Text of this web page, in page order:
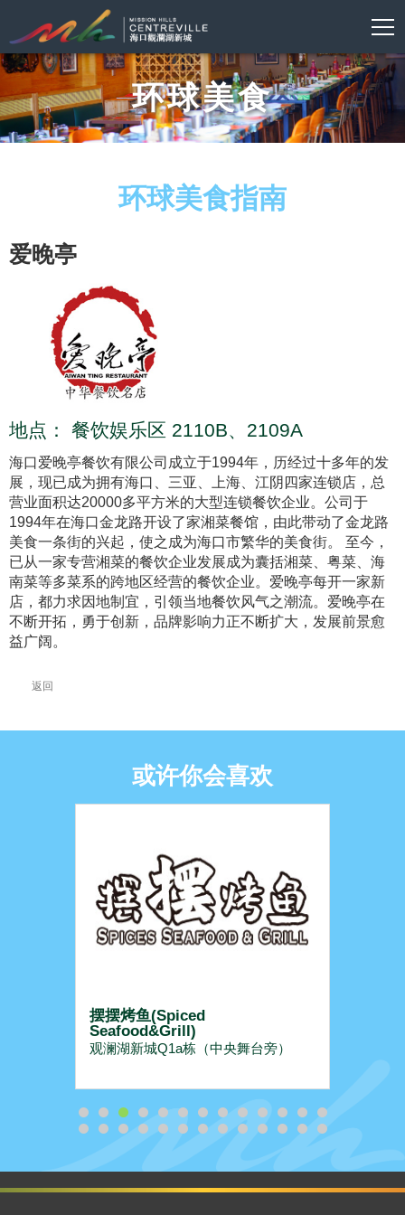
环球美食
环球美食指南
爱晚亭
地点： 餐饮娱乐区 2110B、2109A
海口爱晚亭餐饮有限公司成立于1994年，历经过十多年的发
展，现已成为拥有海口、三亚、上海、江阴四家连锁店，总
营业面积达20000多平方米的大型连锁餐饮企业。公司于
1994年在海口金龙路开设了家湘菜餐馆，由此带动了金龙路
美食一条街的兴起，使之成为海口市繁华的美食街。 至今，
已从一家专营湘菜的餐饮企业发展成为囊括湘菜、粤菜、海
南菜等多菜系的跨地区经营的餐饮企业。爱晚亭每开一家新
店，都力求因地制宜，引领当地餐饮风气之潮流。爱晚亭在
不断开拓，勇于创新，品牌影响力正不断扩大，发展前景愈
益广阔。
返回
或许你会喜欢
摆摆烤鱼(Spiced
Seafood&Grill)
观澜湖新城Q1a栋（中央舞台旁）